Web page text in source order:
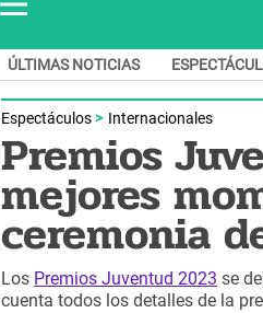
ÚLTIMAS NOTICIAS
Espectáculos Internacionales
Premios
mejores
ceremonia
Los Premios Juventud 2023 se
cuenta todos los detalles de la